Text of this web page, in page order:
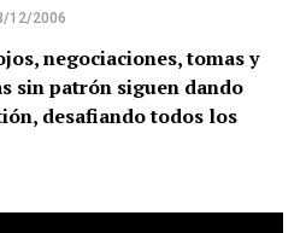
12/2006
negociaciones, tomas y
sin patrón siguen dando
desafiando todos los